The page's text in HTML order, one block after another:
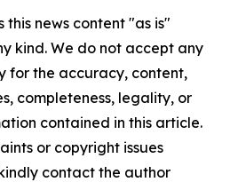
this news content "as is"
kind. We do not accept any
for the accuracy, content,
completeness, legality, or
contained in this article.
or copyright issues
contact the author